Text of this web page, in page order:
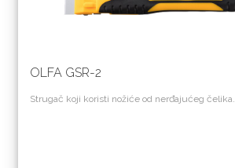
OLFA GSR-2
Strugač koji koristi nožiće od nerđajućeg čelika.